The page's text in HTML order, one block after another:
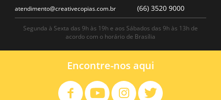
atendimento@creativecopias.com.br (66) 3520 9000
Segunda à Sexta das 9h às 19h e aos Sábados das 9h às 13h de
acordo com o horário de Brasília
Encontre-nos aqui